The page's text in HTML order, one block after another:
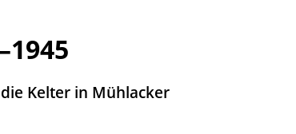
Kelter in Mühlacker